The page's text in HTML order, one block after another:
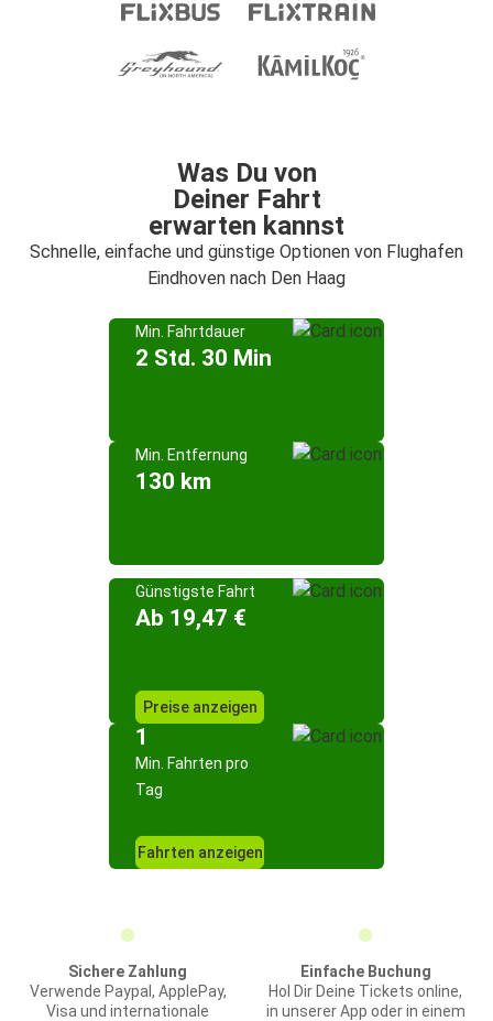
Was Du von
Deiner Fahrt
erwarten kannst
Schnelle, einfache und günstige Optionen von Flughafen
Eindhoven nach Den Haag
Min. Fahrtdauer
2 Std. 30 Min
Min. Entfernung
130 km
Günstigste Fahrt
Ab 19,47 €
Preise anzeigen
1
Min. Fahrten pro
Tag
Fahrten anzeigen
Sichere Zahlung
Verwende Paypal, ApplePay,
Visa und internationale
Einfache Buchung
Hol Dir Deine Tickets online,
in unserer App oder in einem